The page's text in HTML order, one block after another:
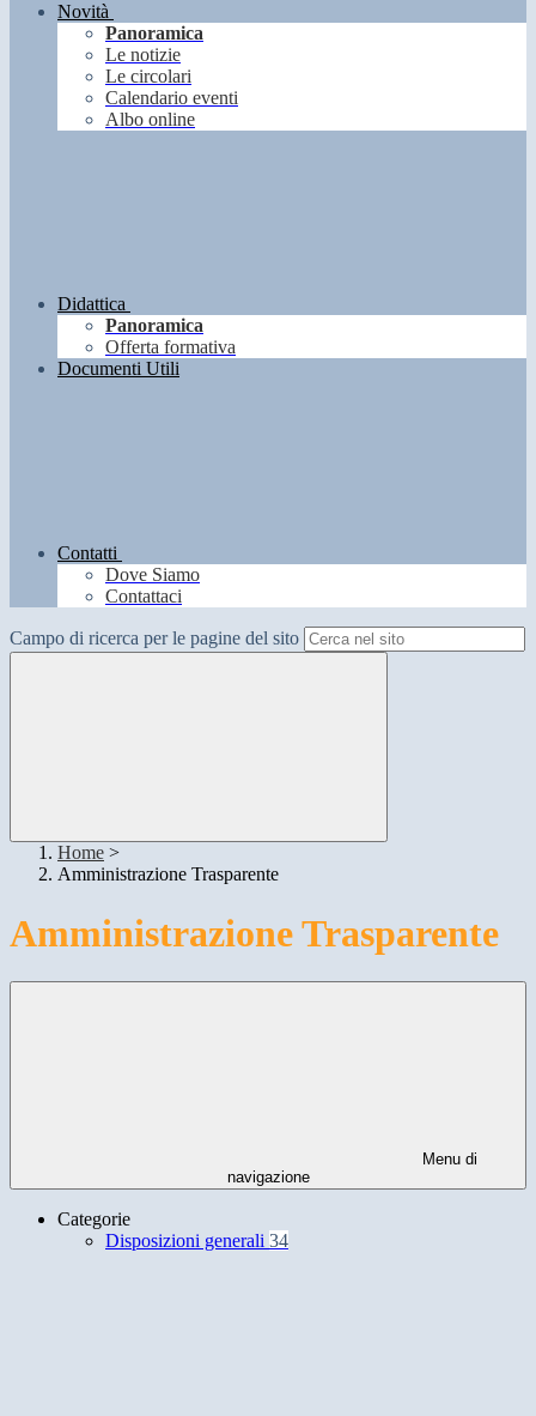
Novità
Panoramica
Le notizie
Le circolari
Calendario eventi
Albo online
Didattica
Panoramica
Offerta formativa
Documenti Utili
Contatti
Dove Siamo
Contattaci
Campo di ricerca per le pagine del sito
Home >
Amministrazione Trasparente
Amministrazione Trasparente
Menu di
navigazione
Categorie
Disposizioni generali 34